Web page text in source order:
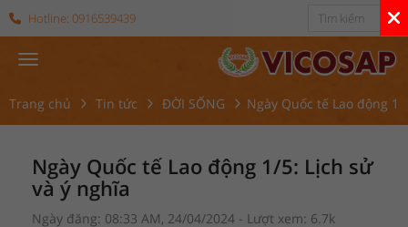
Hotline: 0916539439
Trang chủ Tin tức ĐỜI SỐNG Ngày Quốc tế Lao động
Ngày Quốc tế Lao động 1/5: Lịch sử
và ý nghĩa
Ngày đăng: 08:33 AM, 24/04/2024 - Lượt xem: 6.7k